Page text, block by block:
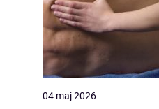
04 maj 2026